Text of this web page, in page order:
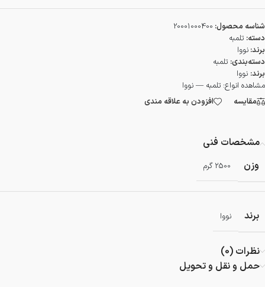
شناسه محصول: 20001000400
دسته: تلمبه
برند: نووا
دسته‌بندی: تلمبه
برند: نووا
مشاهده انواع: تلمبه — نووا
مقایسه
افزودن به علاقه مندی
مشخصات فنی
وزن
2500 گرم
برند نووا
نظرات (0)
حمل و نقل و تحویل